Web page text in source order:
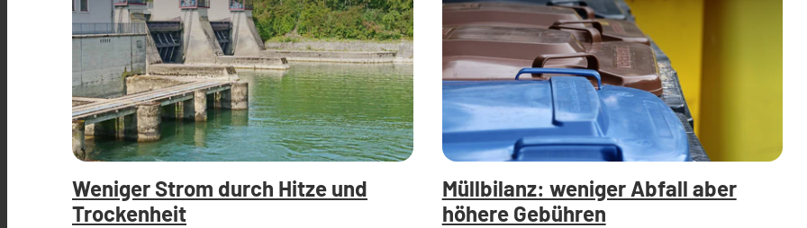
Weniger Strom durch Hitze und
Trockenheit
Müllbilanz: weniger Abfall aber
höhere Gebühren